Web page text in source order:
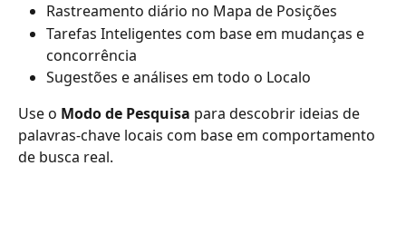
Rastreamento diário no Mapa de Posições
Tarefas Inteligentes com base em mudanças e
concorrência
Sugestões e análises em todo o Localo
Use o Modo de Pesquisa para descobrir ideias de
palavras-chave locais com base em comportamento
de busca real.